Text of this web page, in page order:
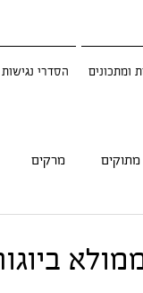
ומתכונים הסדרי נגישות
מתוקים מרקים